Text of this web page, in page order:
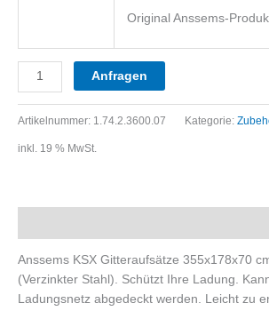
Original Anssems-
Anfragen
Artikelnummer: 1.74.2.3600.07 Kategorie:
inkl. 19 % MwSt.
Anssems KSX Gitteraufsätze 355x178x70
(Verzinkter Stahl). Schützt Ihre Ladung.
Ladungsnetz abgedeckt werden. Leicht zu